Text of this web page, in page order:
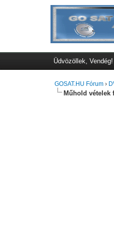
Üdvözöllek, Vendég!
GOSAT.HU Fórum ›
Műhold vételek